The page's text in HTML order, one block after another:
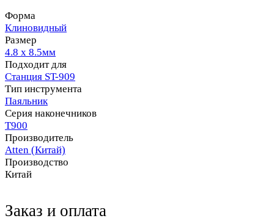
Форма
Клиновидный
Размер
4.8 х 8.5мм
Подходит для
Станция ST-909
Тип инструмента
Паяльник
Серия наконечников
T900
Производитель
Atten (Китай)
Производство
Китай
Заказ и оплата